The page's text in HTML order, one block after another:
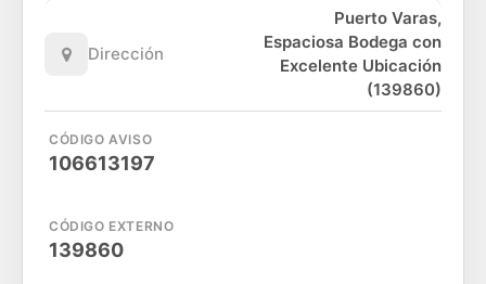
Dirección
Puerto Varas,
Espaciosa Bodega con
Excelente Ubicación
(139860)
CÓDIGO AVISO
106613197
CÓDIGO EXTERNO
139860